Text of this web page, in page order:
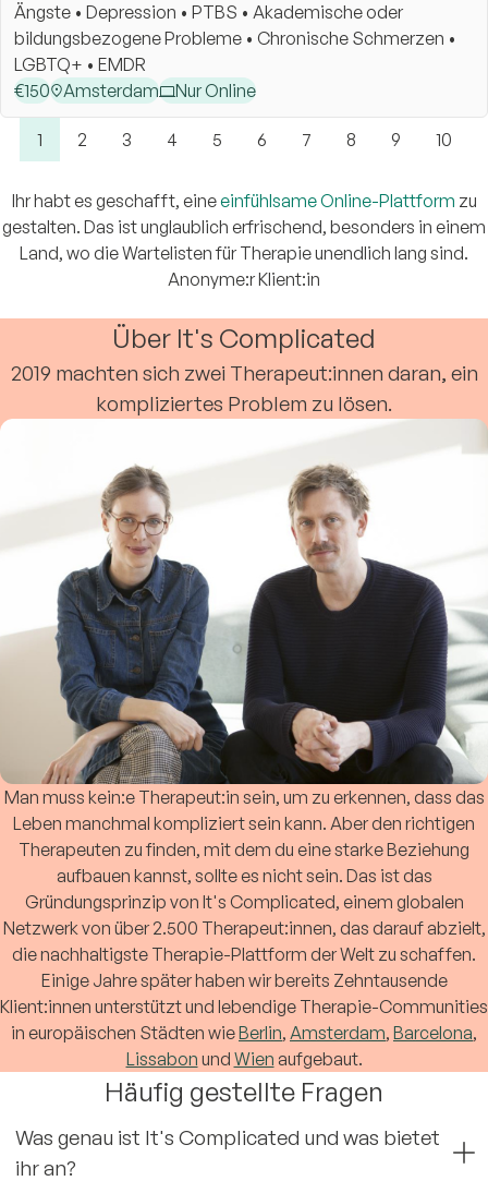
Ängste • Depression • PTBS • Akademische oder
bildungsbezogene Probleme • Chronische Schmerzen •
LGBTQ+ • EMDR
€150 Amsterdam Nur Online
1 2 3 4 5 6 7 8 9 10
Ihr habt es geschafft, eineeinfühlsame Online-Plattform zu
gestalten. Das ist unglaublich erfrischend, besonders in einem
Land, wo die Wartelisten für Therapie unendlich lang sind.
Anonyme:r Klient:in
Über It's Complicated
2019 machten sich zwei Therapeut:innen daran, ein
kompliziertes Problem zu lösen.
Man muss kein:e Therapeut:in sein, um zu erkennen, dass das
Leben manchmal kompliziert sein kann. Aber den richtigen
Therapeuten zu finden, mit dem du eine starke Beziehung
aufbauen kannst, sollte es nicht sein. Das ist das
Gründungsprinzip von It's Complicated, einem globalen
Netzwerk von über 2.500 Therapeut:innen, das darauf abzielt,
die nachhaltigste Therapie-Plattform der Welt zu schaffen.
Einige Jahre später haben wir bereits Zehntausende
Klient:innen unterstützt und lebendige Therapie-Communities
in europäischen Städten wieBerlin, Amsterdam, Barcelona,
Lissabon und Wien aufgebaut.
Häufig gestellte Fragen
Was genau ist It's Complicated und was bietet
ihr an?